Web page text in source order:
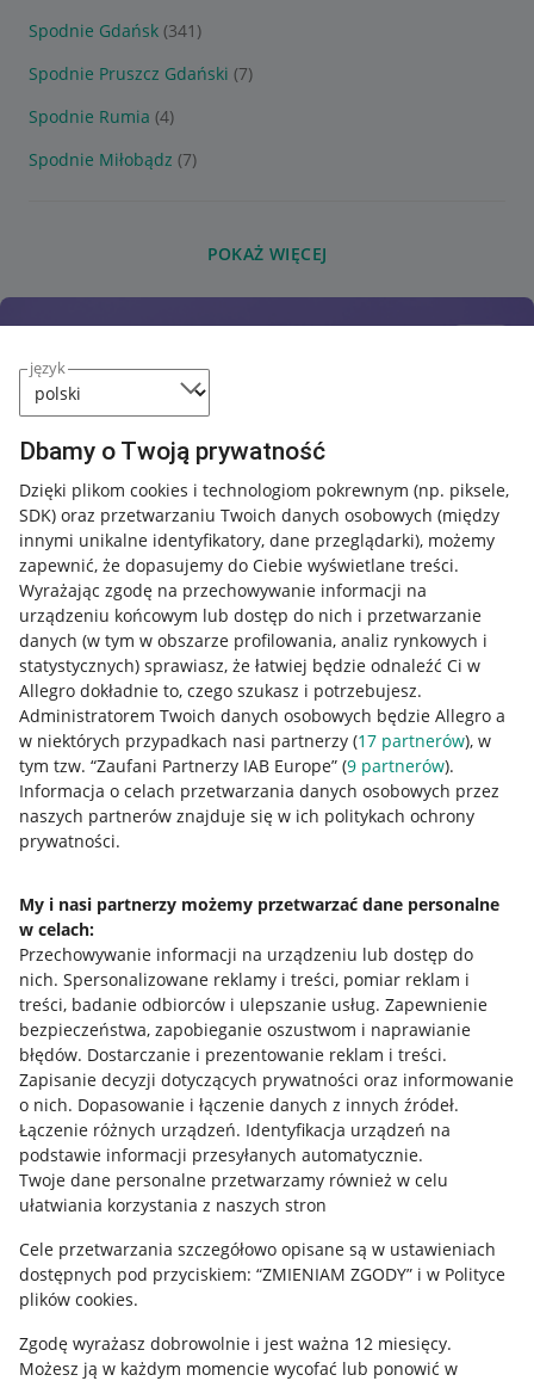
język
Dbamy o Twoją prywatność
Dzięki plikom cookies i technologiom pokrewnym (np. piksele,
SDK) oraz przetwarzaniu Twoich danych osobowych (między
innymi unikalne identyfikatory, dane przeglądarki), możemy
zapewnić, że dopasujemy do Ciebie wyświetlane treści.
Wyrażając zgodę na przechowywanie informacji na
urządzeniu końcowym lub dostęp do nich i przetwarzanie
danych (w tym w obszarze profilowania, analiz rynkowych i
statystycznych) sprawiasz, że łatwiej będzie odnaleźć Ci w
Allegro dokładnie to, czego szukasz i potrzebujesz.
Administratorem Twoich danych osobowych będzie Allegro a
w niektórych przypadkach nasi partnerzy (17 partnerów), w
tym tzw. “Zaufani Partnerzy IAB Europe” (9 partnerów).
Informacja o celach przetwarzania danych osobowych przez
naszych partnerów znajduje się w ich politykach ochrony
prywatności.
My i nasi partnerzy możemy przetwarzać dane personalne
w celach:
Przechowywanie informacji na urządzeniu lub dostęp do
nich. Spersonalizowane reklamy i treści, pomiar reklam i
treści, badanie odbiorców i ulepszanie usług. Zapewnienie
bezpieczeństwa, zapobieganie oszustwom i naprawianie
błędów. Dostarczanie i prezentowanie reklam i treści.
Zapisanie decyzji dotyczących prywatności oraz informowanie
o nich. Dopasowanie i łączenie danych z innych źródeł.
Łączenie różnych urządzeń. Identyfikacja urządzeń na
podstawie informacji przesyłanych automatycznie.
Twoje dane personalne przetwarzamy również w celu
ułatwiania korzystania z naszych stron
Cele przetwarzania szczegółowo opisane są w ustawieniach
dostępnych pod przyciskiem: “ZMIENIAM ZGODY” i w Polityce
plików cookies.
Zgodę wyrażasz dobrowolnie i jest ważna 12 miesięcy.
Możesz ją w każdym momencie wycofać lub ponowić w
Spodnie Gdańsk (341)
Spodnie Pruszcz Gdański (7)
Spodnie Rumia (4)
Spodnie Miłobądz (7)
POKAŻ WIĘCEJ
Przydatne informacje
Jak to działa
Allegro Gadane dla sprzedających
Allegro Gadane dla kupujących
Mapa miejscowości
Informacje prawne
Regulamin
Polityka plików "cookies"
Ustawienia plików "cookies"
Udostępnianie lokalizacji
Informacje dla Aktu o Usługach Cyfrowych
Pobierz aplikację